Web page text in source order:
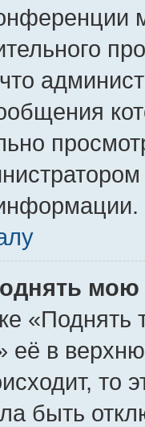
мою
«Поднять
её в
то
быть